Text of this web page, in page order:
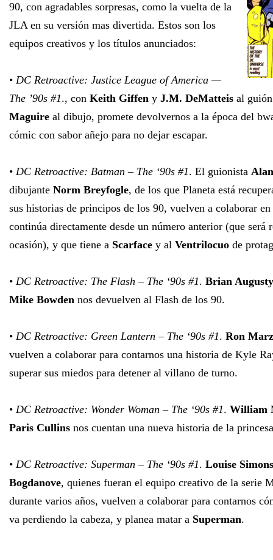
90, con agradables sorpresas, como la vuelta de la
JLA en su versión mas divertida. Estos son los
equipos creativos y los títulos anunciados:
• DC Retroactive: Justice League of America —
The ’90s #1., con Keith Giffen y J.M. DeMatteis al
Maguire al dibujo, promete devolvernos a la época del
cómic con sabor añejo para no dejar escapar.
• DC Retroactive: Batman – The ‘90s #1. El guionista
dibujante Norm Breyfogle, de los que Planeta está
sus historias de principos de los 90, vuelven a colaborar
continúa directamente desde un número anterior (que será
ocasión), y que tiene a Scarface y al Ventrilocuo de
• DC Retroactive: The Flash – The ‘90s #1. Brian
Mike Bowden nos devuelven al Flash de los 90.
• DC Retroactive: Green Lantern – The ‘90s #1. Ron Marz
vuelven a colaborar para contarnos una historia de Kyle
superar sus miedos para detener al villano de turno.
• DC Retroactive: Wonder Woman – The ‘90s #1. William
Paris Cullins nos cuentan una nueva historia de la
• DC Retroactive: Superman – The ‘90s #1. Louise
Bogdanove, quienes fueran el equipo creativo de la serie
durante varios años, vuelven a colaborar para contarnos
va perdiendo la cabeza, y planea matar a Superman.